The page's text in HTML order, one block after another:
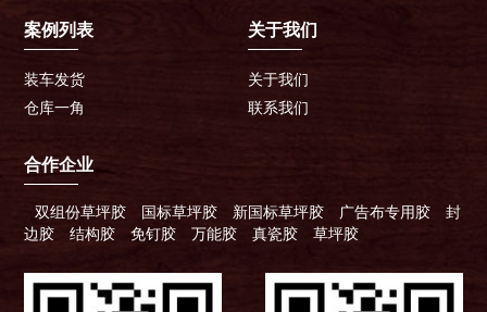
案例列表
装车发货
仓库一角
关于我们
关于我们
联系我们
合作企业
双组份草坪胶 国标草坪胶 新国标草坪胶 广告布专用胶
封
边胶
结构胶 免钉胶 万能胶 真瓷胶 草坪胶